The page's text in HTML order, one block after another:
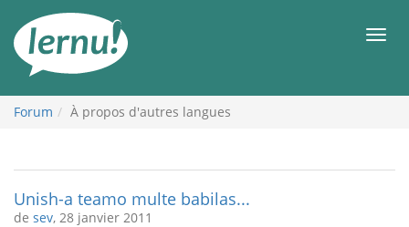
contenu
Forum À propos d'autres langues
Unish-a teamo multe babilas...
de sev, 28 janvier 2011